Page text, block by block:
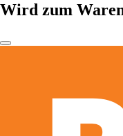
Wird zum